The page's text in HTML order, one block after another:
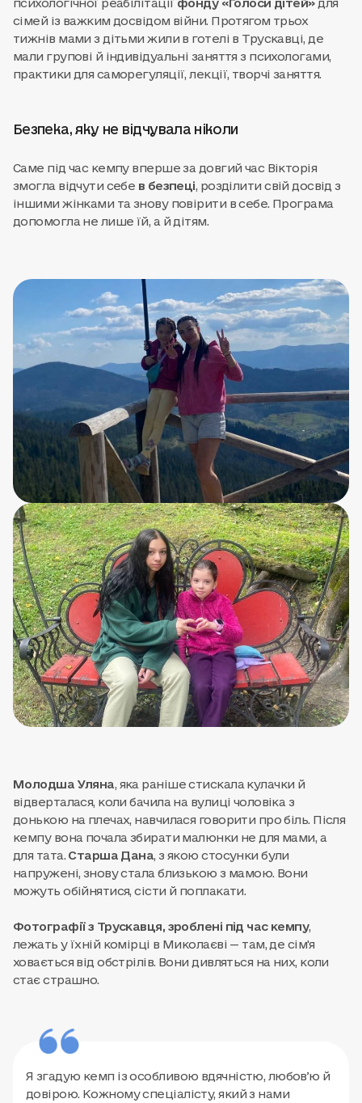
психологічної реабілітації фонду «Голоси дітей»для
сімей із важким досвідом війни. Протягом трьох
тижнів мами з дітьми жили в готелі в Трускавці, де
мали групові й індивідуальні заняття з психологами,
практики для саморегуляції, лекції, творчі заняття.
Безпека, яку не відчувала ніколи
Саме під час кемпу вперше за довгий час Вікторія
змогла відчути себе в безпеці, розділити свій досвід з
іншими жінками та знову повірити в себе. Програма
допомогла не лише їй, а й дітям.
Молодша Уляна, яка раніше стискала кулачки й
відверталася, коли бачила на вулиці чоловіка з
донькою на плечах, навчилася говорити про біль. Після
кемпу вона почала збирати малюнки не для мами, а
для тата. Старша Дана, з якою стосунки були
напружені, знову стала близькою з мамою. Вони
можуть обійнятися, сісти й поплакати.
Фотографії з Трускавця, зроблені під час кемпу,
лежать у їхній комірці в Миколаєві — там, де сім'я
ховається від обстрілів. Вони дивляться на них, коли
стає страшно.
Я згадую кемп із особливою вдячністю, любовʼю й
довірою. Кожному спеціалісту, який з нами